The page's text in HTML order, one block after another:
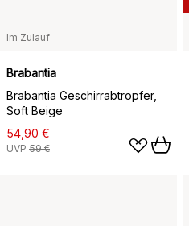
Im Zulauf
Brabantia
Brabantia Geschirrabtropfer,
Soft Beige
54,90 €
UVP 59 €